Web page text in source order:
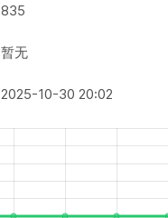
835
暂无
2025-10-30 20:02